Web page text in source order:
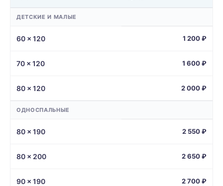
ДЕТСКИЕ И МАЛЫЕ
60 × 120 1 200 ₽
70 × 120 1 600 ₽
80 × 120 2 000 ₽
ОДНОСПАЛЬНЫЕ
80 × 190 2 550 ₽
80 × 200 2 650 ₽
90 × 190 2 700 ₽